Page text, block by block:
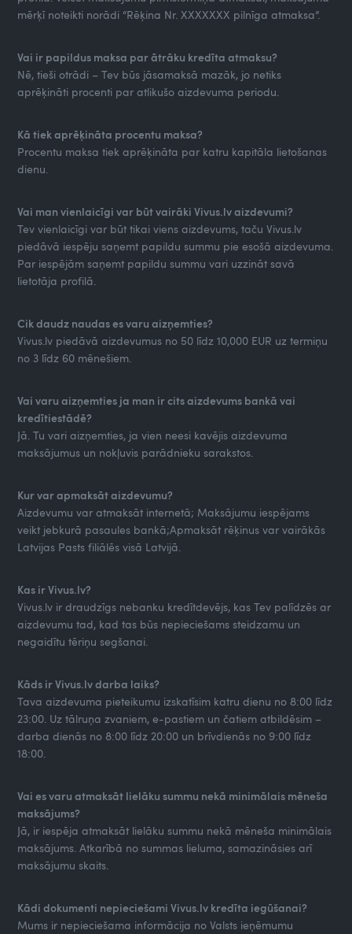
mērķī noteikti norādi “Rēķina Nr. XXXXXXX pilnīga atmaksa”.
Vai ir papildus maksa par ātrāku kredīta atmaksu?
Nē, tieši otrādi – Tev būs jāsamaksā mazāk, jo netiks
aprēķināti procenti par atlikušo aizdevuma periodu.
Kā tiek aprēķināta procentu maksa?
Procentu maksa tiek aprēķināta par katru kapitāla lietošanas
dienu.
Vai man vienlaicīgi var būt vairāki Vivus.lv aizdevumi?
Tev vienlaicīgi var būt tikai viens aizdevums, taču Vivus.lv
piedāvā iespēju saņemt papildu summu pie esošā aizdevuma.
Par iespējām saņemt papildu summu vari uzzināt savā
lietotāja profilā.
Cik daudz naudas es varu aizņemties?
Vivus.lv piedāvā aizdevumus no 50 līdz 10,000 EUR uz termiņu
no 3 līdz 60 mēnešiem.
Vai varu aizņemties ja man ir cits aizdevums bankā vai
kredītiestādē?
Jā. Tu vari aizņemties, ja vien neesi kavējis aizdevuma
maksājumus un nokļuvis parādnieku sarakstos.
Kur var apmaksāt aizdevumu?
Aizdevumu var atmaksāt internetā; Maksājumu iespējams
veikt jebkurā pasaules bankā;Apmaksāt rēķinus var vairākās
Latvijas Pasts filiālēs visā Latvijā.
Kas ir Vivus.lv?
Vivus.lv ir draudzīgs nebanku kredītdevējs, kas Tev palīdzēs ar
aizdevumu tad, kad tas būs nepieciešams steidzamu un
negaidītu tēriņu segšanai.
Kāds ir Vivus.lv darba laiks?
Tava aizdevuma pieteikumu izskatīsim katru dienu no 8:00 līdz
23:00. Uz tālruņa zvaniem, e-pastiem un čatiem atbildēsim –
darba dienās no 8:00 līdz 20:00 un brīvdienās no 9:00 līdz
18:00.
Vai es varu atmaksāt lielāku summu nekā minimālais mēneša
maksājums?
Jā, ir iespēja atmaksāt lielāku summu nekā mēneša minimālais
maksājums. Atkarībā no summas lieluma, samazināsies arī
maksājumu skaits.
Kādi dokumenti nepieciešami Vivus.lv kredīta iegūšanai?
Mums ir nepieciešama informācija no Valsts ieņēmumu